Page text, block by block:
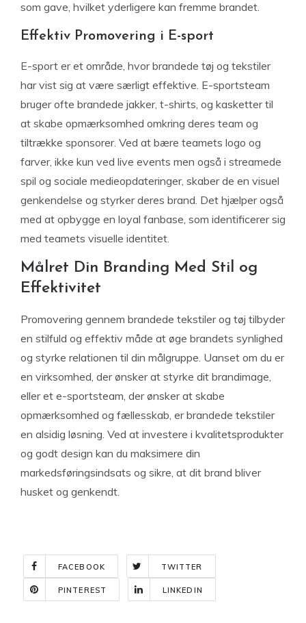
som gave, hvilket yderligere kan fremme brandet.
Effektiv Promovering i E-sport
E-sport er et område, hvor brandede tøj og tekstiler
har vist sig at være særligt effektive. E-sportsteam
bruger ofte brandede jakker, t-shirts, og kasketter til
at skabe opmærksomhed omkring deres team og
tiltrække sponsorer. Ved at bære teamets logo og
farver, ikke kun ved live events men også i streamede
spil og sociale medieopdateringer, skaber de en visuel
genkendelse og styrker deres brand. Det hjælper også
med at opbygge en loyal fanbase, som identificerer sig
med teamets visuelle identitet.
Målret Din Branding Med Stil og
Effektivitet
Promovering gennem brandede tekstiler og tøj tilbyder
en stilfuld og effektiv måde at øge brandets synlighed
og styrke relationen til din målgruppe. Uanset om du er
en virksomhed, der ønsker at styrke dit brandimage,
eller et e-sportsteam, der ønsker at skabe
opmærksomhed og fællesskab, er brandede tekstiler
en alsidig løsning. Ved at investere i kvalitetsprodukter
og godt design kan du maksimere din
markedsføringsindsats og sikre, at dit brand bliver
husket og genkendt.
FACEBOOK TWITTER
PINTEREST LINKEDIN